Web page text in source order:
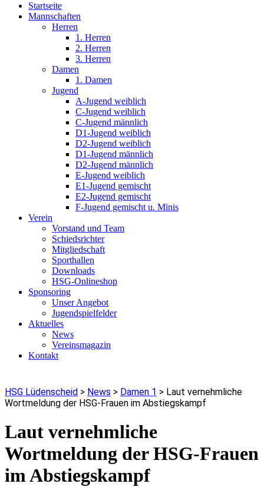
Startseite
Mannschaften
Herren
1. Herren
2. Herren
3. Herren
Damen
1. Damen
Jugend
A-Jugend weiblich
C-Jugend weiblich
C-Jugend männlich
D1-Jugend weiblich
D2-Jugend weiblich
D1-Jugend männlich
D2-Jugend männlich
E-Jugend weiblich
E1-Jugend gemischt
E2-Jugend gemischt
F-Jugend gemischt u. Minis
Verein
Vorstand und Team
Schiedsrichter
Mitgliedschaft
Sporthallen
Downloads
HSG-Onlineshop
Sponsoring
Unser Angebot
Jugendspielfelder
Aktuelles
News
Vereinsmagazin
Kontakt
HSG Lüdenscheid > News > Damen 1 > Laut vernehmliche
Wortmeldung der HSG-Frauen im Abstiegskampf
Laut vernehmliche
Wortmeldung der HSG-Frauen
im Abstiegskampf